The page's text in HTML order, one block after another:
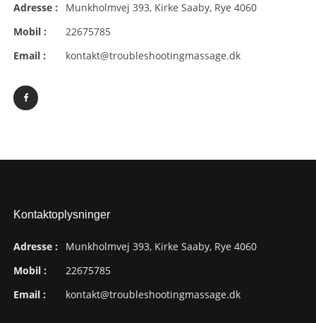
Adresse :
Munkholmvej 393, Kirke Saaby, Rye 4060
Mobil :
22675785
Email :
kontakt@troubleshootingmassage.dk
Kontaktoplysninger
Adresse :
Munkholmvej 393, Kirke Saaby, Rye 4060
Mobil :
22675785
Email :
kontakt@troubleshootingmassage.dk